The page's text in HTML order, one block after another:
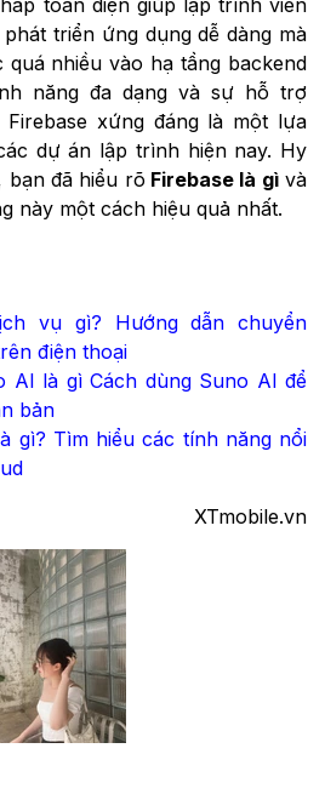
toàn diện giúp lập trình viên
triển ứng dụng dễ dàng mà
nhiều vào hạ tầng backend
năng đa dạng và sự hỗ trợ
xứng đáng là một lựa
dự án lập trình hiện nay. Hy
bạn đã hiểu rõ Firebase là gìvà
này một cách hiệu quả nhất.
vụ gì? Hướng dẫn chuyển
điện thoại
AI là gì Cách dùng Suno AI để
bản
gì? Tìm hiểu các tính năng nổi
XTmobile.vn